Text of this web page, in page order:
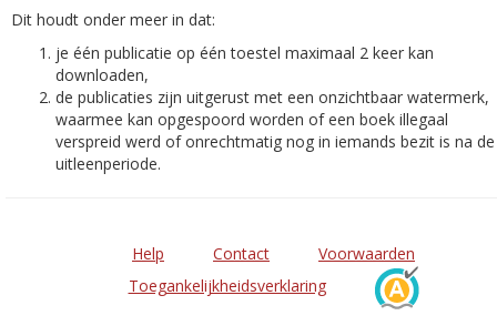
Dit houdt onder meer in dat:
je één publicatie op één toestel maximaal 2 keer kan
downloaden,
de publicaties zijn uitgerust met een onzichtbaar watermerk,
waarmee kan opgespoord worden of een boek illegaal
verspreid werd of onrechtmatig nog in iemands bezit is na de
uitleenperiode.
Help Contact
Voorwaarden
Toegankelijkheidsverklaring